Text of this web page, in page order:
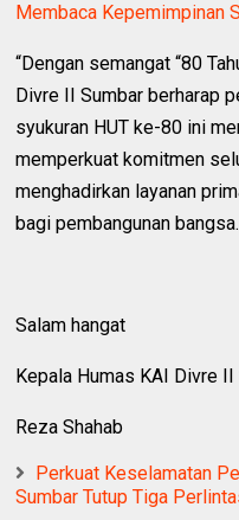
Membaca Kepemimpinan
“Dengan semangat “80
Divre II Sumbar berharap
syukuran HUT ke-80 ini
memperkuat komitmen
menghadirkan layanan
bagi pembangunan bangsa.
Salam hangat
Kepala Humas KAI Divre II
Reza Shahab
Perkuat Keselamatan
Sumbar Tutup Tiga